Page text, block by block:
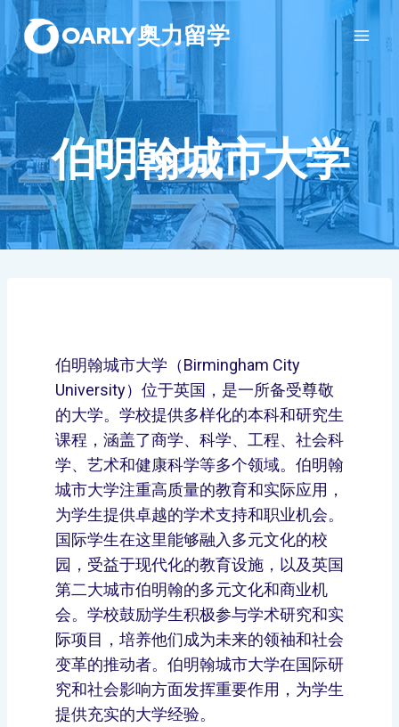
OARLY奥力留学
伯明翰城市大学
伯明翰城市大学（Birmingham City
University）位于英国，是一所备受尊敬
的大学。学校提供多样化的本科和研究生
课程，涵盖了商学、科学、工程、社会科
学、艺术和健康科学等多个领域。伯明翰
城市大学注重高质量的教育和实际应用，
为学生提供卓越的学术支持和职业机会。
国际学生在这里能够融入多元文化的校
园，受益于现代化的教育设施，以及英国
第二大城市伯明翰的多元文化和商业机
会。学校鼓励学生积极参与学术研究和实
际项目，培养他们成为未来的领袖和社会
变革的推动者。伯明翰城市大学在国际研
究和社会影响方面发挥重要作用，为学生
提供充实的大学经验。